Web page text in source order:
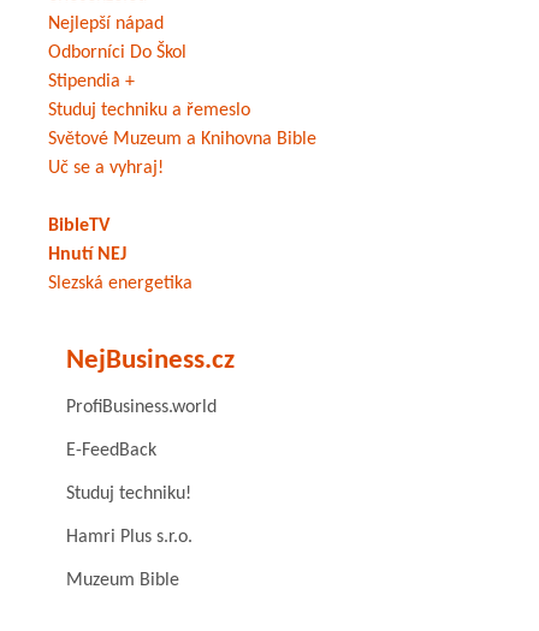
Nejlepší nápad
Odborníci Do Škol
Stipendia +
Studuj techniku a řemeslo
Světové Muzeum a Knihovna Bible
Uč se a vyhraj!
BibleTV
Hnutí NEJ
Slezská energetika
NejBusiness.cz
ProfiBusiness.world
E-FeedBack
Studuj techniku!
Hamri Plus s.r.o.
Muzeum Bible